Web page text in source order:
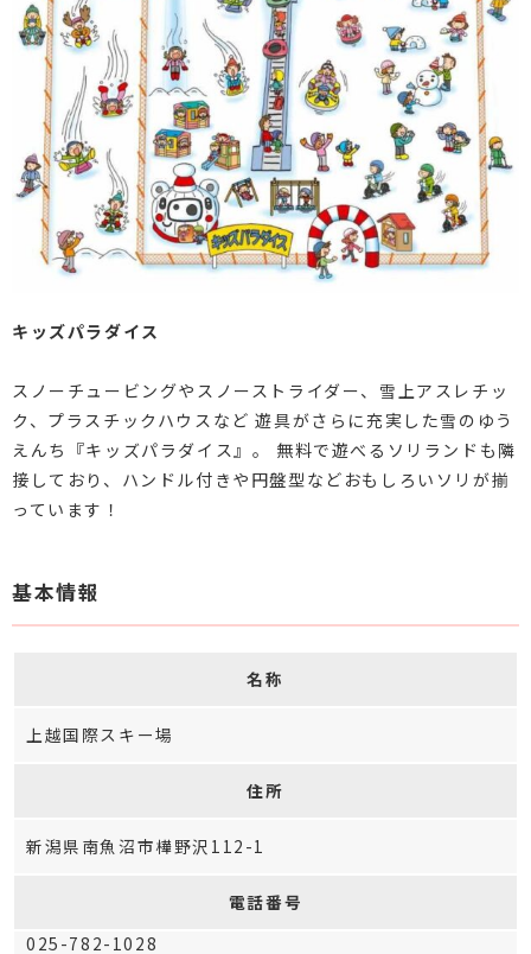
キッズパラダイス
スノーチュービングやスノーストライダー、雪上アスレチッ
ク、プラスチックハウスなど 遊具がさらに充実した雪のゆう
えんち『キッズパラダイス』。 無料で遊べるソリランドも隣
接しており、ハンドル付きや円盤型などおもしろいソリが揃
っています！
基本情報
名称
上越国際スキー場
住所
新潟県南魚沼市樺野沢112-1
電話番号
025-782-1028